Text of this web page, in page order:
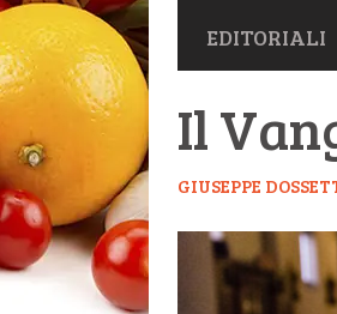
EDITORIALI
Il
GIUSEPPE